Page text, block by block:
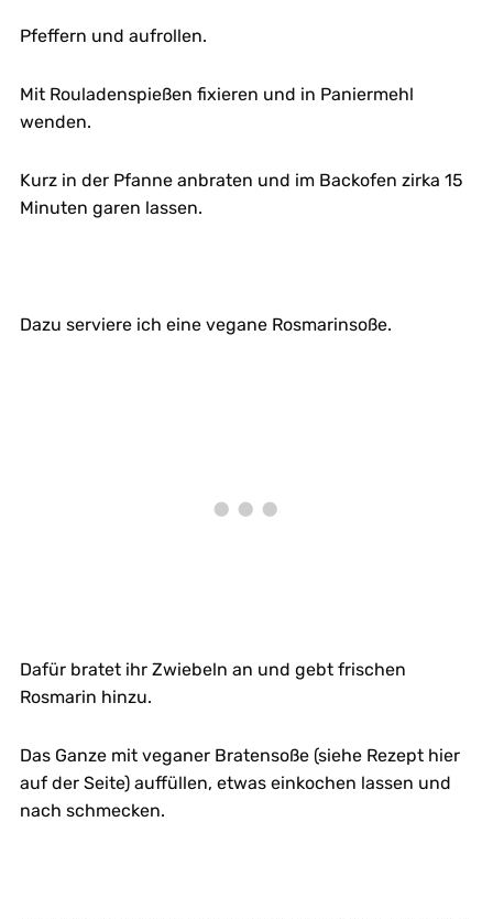
Pfeffern und aufrollen.
Mit Rouladenspießen fixieren und in Paniermehl
wenden.
Kurz in der Pfanne anbraten und im Backofen zirka 15
Minuten garen lassen.
Dazu serviere ich eine vegane Rosmarinsoße.
Dafür bratet ihr Zwiebeln an und gebt frischen
Rosmarin hinzu.
Das Ganze mit veganer Bratensoße (siehe Rezept hier
auf der Seite) auffüllen, etwas einkochen lassen und
nach schmecken.